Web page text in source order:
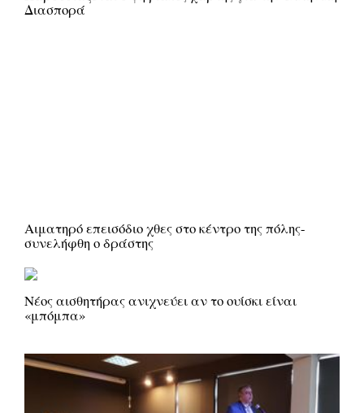
Διασπορά
Αιματηρό επεισόδιο χθες στο κέντρο της πόλης-
συνελήφθη ο δράστης
Νέος αισθητήρας ανιχνεύει αν το ουίσκι είναι
«μπόμπα»